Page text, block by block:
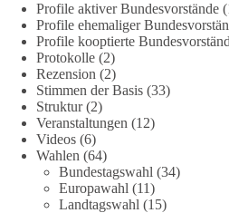
Am 20. Juni 2026 fand in Berlin am
Demonstration mit dem Motto
Feind“ statt.
Hier ein Auszug aus der Rede von der
Bundestagsabgeordneten Sevim
„Wir müssen Nein sagen zu diesem
Revanchismus!“
Profile aktiver Bundesvorstände
Profile ehemaliger
Profile kooptierte
Protokolle (2)
Rezension (2)
Stimmen der Basis (33)
Struktur(2)
Veranstaltungen (12)
Videos (6)
Wahlen (64)
Bundestagswahl (34)
Europawahl (11)
Landtagswahl (15)